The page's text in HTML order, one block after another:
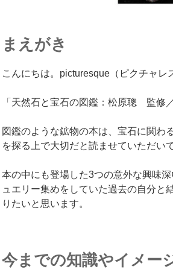
まえがき
こんにちは。picturesque（ピクチャレ
「天然石と宝石の図鑑：松原聰 監修
図鑑のような鉱物の本は、宝石に関わ
を探る上で大切だと読ませていただい
本の中にも登場した3つの意外な興味
ュエリー集めをしていた過去の自分と
りたいと思います。
今までの知識やイメー